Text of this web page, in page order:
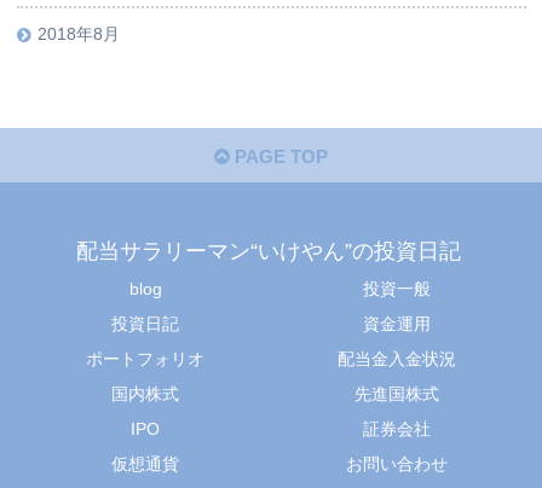
2018年8月
PAGE TOP
配当サラリーマン“いけやん”の投資日記 ​
blog
投資一般
投資日記
資金運用
ポートフォリオ
配当金入金状況
国内株式
先進国株式
IPO
証券会社
仮想通貨
お問い合わせ